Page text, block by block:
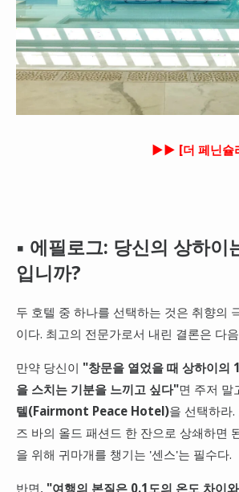
►► [더 페닌슐
▪ 에필로그: 당신의 상하이
입니까?
두 호텔 중 하나를 선택하는 것은 취향의
이다. 최고의 전문가로서 내린 결론은 다
만약 당신이 "창문을 열었을 때 상하이의
을 스치는 기분을 느끼고 싶다"면 주저 말
텔(Fairmont Peace Hotel)을 선택하라.
즈 바의 올드 패션드 한 잔으로 상쇄하면
을 위해 귀마개를 챙기는 '센스'는 필수다.
반면, "여행의 본질은 0.1도의 온도 차이